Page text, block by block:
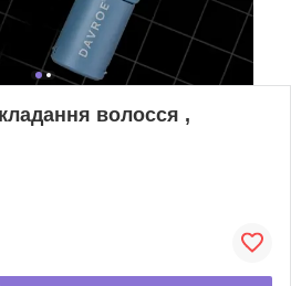
волосся ,